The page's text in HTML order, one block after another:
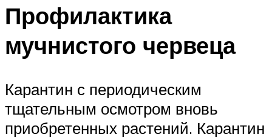
Профилактика
мучнистого червеца
Карантин с периодическим
тщательным осмотром вновь
приобретенных растений. Карантин